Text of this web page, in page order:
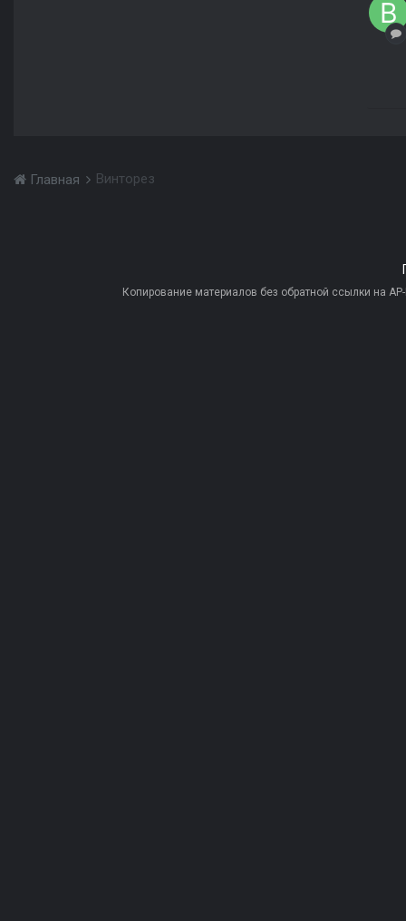
Главная Винторез
Копирование материалов без обратной ссылки на